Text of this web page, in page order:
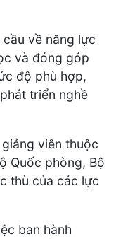
về năng lực
và đóng góp
độ phù hợp,
triển nghề
viên thuộc
Quốc phòng, Bộ
thù của các lực
ban hành